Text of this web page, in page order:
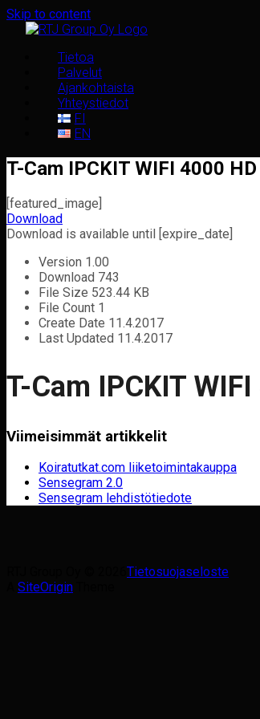
Skip to content
Tietoa
Palvelut
Ajankohtaista
Yhteystiedot
FI
EN
T-Cam IPCKIT WIFI 4000
[featured_image]
Download
Download is available until [expire_date]
Version 1.00
Download 743
File Size 523.44 KB
File Count 1
Create Date 11.4.2017
Last Updated 11.4.2017
T-Cam IPCKIT
Viimeisimmät artikkelit
Koiratutkat.com liiketoimintakauppa
Sensegram 2.0
Sensegram lehdistötiedote
Tietosuojaseloste
SiteOrigin